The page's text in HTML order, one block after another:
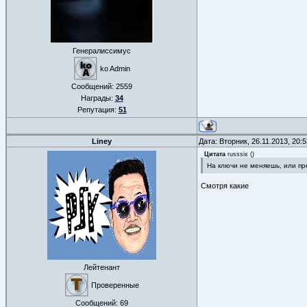
Генералиссимус
ko Admin
Сообщений: 2559
Награды: 34
Репутация: 51
Liney Дата: Вторник, 26.11.2013,
Лейтенант
Проверенные
Сообщений: 69
Цитата russsix ()
На ключи не меняешь, или
Смотря какие